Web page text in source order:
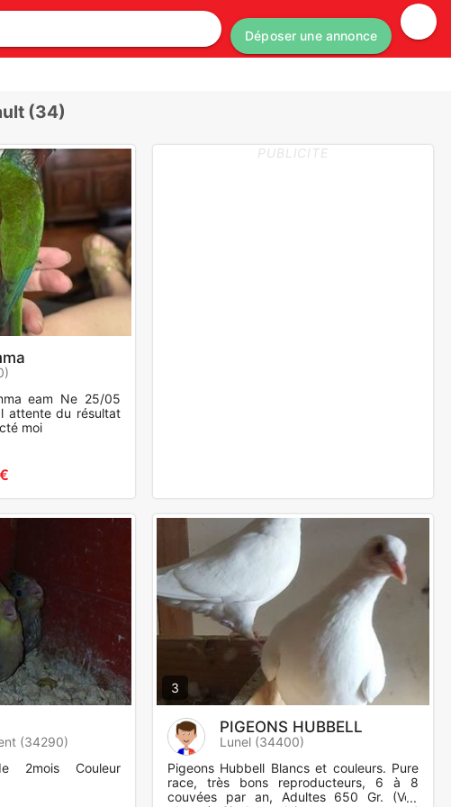
Déposer une annonce
(34)
eam Ne 25/05
attente du résultat
moi
PUBLICITE
(34290)
2mois Couleur
3
PIGEONS HUBBELL
Lunel (34400)
Pigeons Hubbell Blancs et couleurs. Pure
race, très bons reproducteurs, 6 à 8
couvées par an, Adultes 650 Gr. (Voir